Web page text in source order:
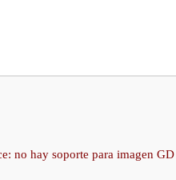
no hay soporte para imagen GD